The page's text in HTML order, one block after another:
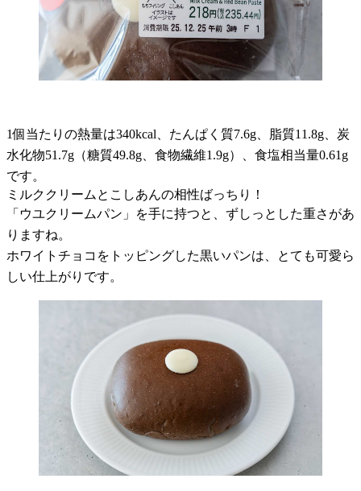
1個当たりの熱量は340kcal、たんぱく質7.6g、脂質11.8g、炭
水化物51.7g（糖質49.8g、食物繊維1.9g）、食塩相当量0.61g
です。
ミルククリームとこしあんの相性ばっちり！
「ウユクリームパン」を手に持つと、ずしっとした重さがあ
りますね。
ホワイトチョコをトッピングした黒いパンは、とても可愛ら
しい仕上がりです。